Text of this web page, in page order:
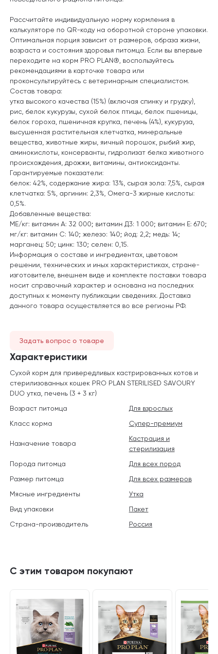
Рассчитайте индивидуальную норму кормления в
калькуляторе по QR-коду на оборотной стороне упаковки.
Оптимальная порция зависит от размеров, образа жизни,
возраста и состояния здоровья питомца. Если вы впервые
переходите на корм PRO PLAN®, воспользуйтесь
рекомендациями в карточке товара или
проконсультируйтесь с ветеринарным специалистом.
Состав товара:
утка высокого качества (15%) (включая спинку и грудку),
рис, белок кукурузы, сухой белок птицы, белок пшеницы,
белок гороха, пшеничная крупка, печень (4%), кукуруза,
высушенная растительная клетчатка, минеральные
вещества, животные жиры, яичный порошок, рыбий жир,
аминокислоты, консерванты, гидролизат белка животного
происхождения, дрожжи, витамины, антиоксиданты.
Гарантируемые показатели:
белок: 42%, содержание жира: 13%, сырая зола: 7,5%, сырая
клетчатка: 5%, аргинин: 2,3%, Омега-3 жирные кислоты:
0,5%.
Добавленные вещества:
МЕ/кг: витамин А: 32 000; витамин Д3: 1 000; витамин E: 670;
мг/кг: витамин C: 140; железо: 140; йод: 2,2; медь: 14;
марганец: 50; цинк: 130; селен: 0,15.
Информация о составе и ингредиентах, цветовом
решении, технических и иных характеристиках, стране-
изготовителе, внешнем виде и комплекте поставки товара
носит справочный характер и основана на последних
доступных к моменту публикации сведениях. Доставка
данного товара осуществляется во все регионы РФ.
Задать вопрос о товаре
Характеристики
Сухой корм для привередливых кастрированных котов и
стерилизованных кошек PRO PLAN STERILISED SAVOURY
DUO утка, печень (3 + 3 кг)
Возраст питомца
Для взрослых
Класс корма
Супер-премиум
Назначение товара
Кастрация и
стерилизация
Порода питомца
Для всех пород
Размер питомца
Для всех размеров
Мясные ингредиенты
Утка
Вид упаковки
Пакет
Страна-производитель
Россия
С этим товаром покупают